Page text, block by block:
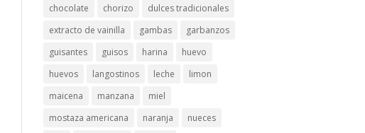
chocolate
chorizo
dulces tradicionales
extracto de vainilla
gambas
garbanzos
guisantes
guisos harina
huevo
huevos
langostinos leche
limon
maicena
manzana
miel
mostaza americana
naranja
nueces